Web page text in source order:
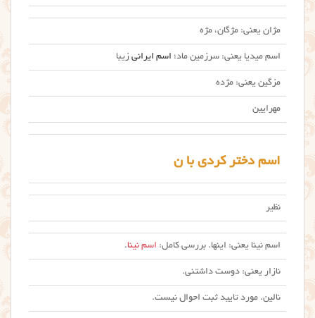
مژان یعنی: مژگان، مژه
اسم میدیا یعنی: سرزمین ماد؛ اسم ایرانی زیبا
مزگین یعنی: مژده
مهرایین
اسم دختر کردی با ن
نظیر
اسم نینا یعنی: اینها. بررسی کامل: اسم نینا.
نازار یعنی: دوست داشتنی.
نالین. مورد تایید ثبت احوال نیست.